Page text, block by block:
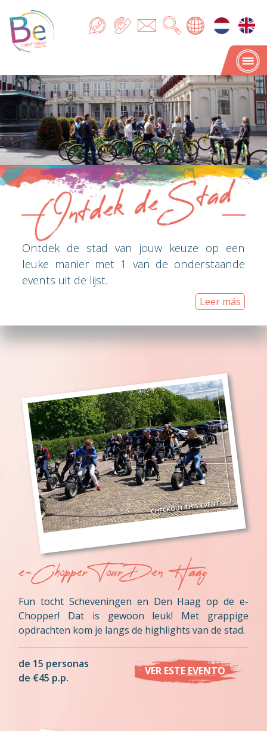
Ontdek de Stad
Ontdek de Stad
Ontdek de stad van jouw keuze op een
leuke manier met 1 van de onderstaande
events uit de lijst.
Leer más
e-Chopper Tour Den Haag
Fun tocht Scheveningen en Den Haag op de e-
Chopper! Dat is gewoon leuk! Met grappige
opdrachten kom je langs de highlights van de stad.
de 15 personas
de €45 p.p.
VER ESTE EVENTO